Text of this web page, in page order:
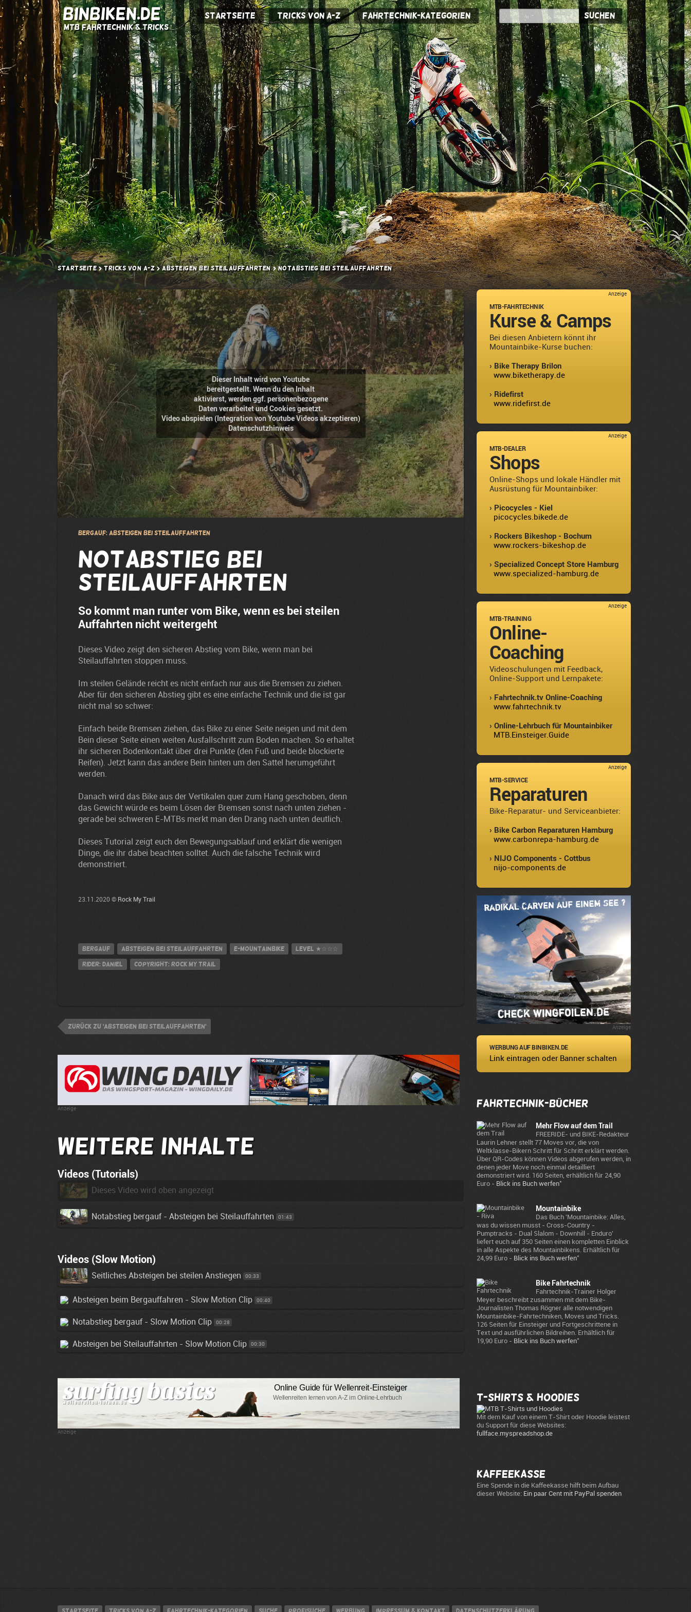
BINBIKEN.DE
MTB Fahrtechnik & Tricks
Startseite Tricks von A-Z Fahrtechnik-Kategorien Suchen
Startseite Tricks von A-Z Absteigen bei Steilauffahrten Notabstieg bei Steilauffahrten
Dieser Inhalt wird von Youtube
bereitgestellt. Wenn du den Inhalt
aktivierst, werden ggf. personenbezogene
Daten verarbeitet und Cookies gesetzt.
Video abspielen (Integration von Youtube Videos akzeptieren)
Datenschutzhinweis
Bergauf: Absteigen bei Steilauffahrten
Notabstieg bei
Steilauffahrten
So kommt man runter vom Bike, wenn es bei steilen
Auffahrten nicht weitergeht
Dieses Video zeigt den sicheren Abstieg vom Bike, wenn man bei
Steilauffahrten stoppen muss.
Im steilen Gelände reicht es nicht einfach nur aus die Bremsen zu ziehen.
Aber für den sicheren Abstieg gibt es eine einfache Technik und die ist gar
nicht mal so schwer:
Einfach beide Bremsen ziehen, das Bike zu einer Seite neigen und mit dem
Bein dieser Seite einen weiten Ausfallschritt zum Boden machen. So erhaltet
ihr sicheren Bodenkontakt über drei Punkte (den Fuß und beide blockierte
Reifen). Jetzt kann das andere Bein hinten um den Sattel herumgeführt
werden.
Danach wird das Bike aus der Vertikalen quer zum Hang geschoben, denn
das Gewicht würde es beim Lösen der Bremsen sonst nach unten ziehen -
gerade bei schweren E-MTBs merkt man den Drang nach unten deutlich.
Dieses Tutorial zeigt euch den Bewegungsablauf und erklärt die wenigen
Dinge, die ihr dabei beachten solltet. Auch die falsche Technik wird
demonstriert.
23.11.2020 © Rock My Trail
Bergauf Absteigen bei Steilauffahrten E-Mountainbike Level ★☆☆☆
Rider: Daniel Copyright: Rock My Trail
zurück zu 'Absteigen bei Steilauffahrten'
Anzeige
Weitere Inhalte
Videos (Tutorials)
Dieses Video wird oben angezeigt
Notabstieg bergauf - Absteigen bei Steilauffahrten 01:43
Videos (Slow Motion)
Seitliches Absteigen bei steilen Anstiegen 00:33
Absteigen beim Bergauffahren - Slow Motion Clip 00:40
Notabstieg bergauf - Slow Motion Clip 00:28
Absteigen bei Steilauffahrten - Slow Motion Clip 00:30
Anzeige
Anzeige
MTB-FAHRTECHNIK
Kurse & Camps
Bei diesen Anbietern könnt ihr
Mountainbike-Kurse buchen:
› Bike Therapy Brilon
www.biketherapy.de
› Ridefirst
www.ridefirst.de
Anzeige
MTB-DEALER
Shops
Online-Shops und lokale Händler mit
Ausrüstung für Mountainbiker:
› Picocycles - Kiel
picocycles.bikede.de
› Rockers Bikeshop - Bochum
www.rockers-bikeshop.de
› Specialized Concept Store Hamburg
www.specialized-hamburg.de
Anzeige
MTB-TRAINING
Online-
Coaching
Videoschulungen mit Feedback,
Online-Support und Lernpakete:
› Fahrtechnik.tv Online-Coaching
www.fahrtechnik.tv
› Online-Lehrbuch für Mountainbiker
MTB.Einsteiger.Guide
Anzeige
MTB-SERVICE
Reparaturen
Bike-Reparatur- und Serviceanbieter:
› Bike Carbon Reparaturen Hamburg
www.carbonrepa-hamburg.de
› NIJO Components - Cottbus
nijo-components.de
Anzeige
WERBUNG AUF BINBIKEN.DE
Link eintragen oder Banner schalten
Fahrtechnik-Bücher
Mehr Flow auf dem Trail
FREERIDE- und BIKE-Redakteur
Laurin Lehner stellt 77 Moves vor, die von
Weltklasse-Bikern Schritt für Schritt erklärt werden.
Über QR-Codes können Videos abgerufen werden, in
denen jeder Move noch einmal detailliert
demonstriert wird. 160 Seiten, erhältlich für 24,90
Euro - Blick ins Buch werfen*
Mountainbike
Das Buch 'Mountainbike: Alles,
was du wissen musst - Cross-Country -
Pumptracks - Dual Slalom - Downhill - Enduro'
liefert euch auf 350 Seiten einen kompletten Einblick
in alle Aspekte des Mountainbikens. Erhältlich für
24,99 Euro - Blick ins Buch werfen*
Bike Fahrtechnik
Fahrtechnik-Trainer Holger
Meyer beschreibt zusammen mit dem Bike-
Journalisten Thomas Rögner alle notwendigen
Mountainbike-Fahrtechniken, Moves und Tricks.
126 Seiten für Einsteiger und Fortgeschrittene in
Text und ausführlichen Bildreihen. Erhältlich für
19,90 Euro - Blick ins Buch werfen*
T-Shirts & Hoodies
Mit dem Kauf von einem T-Shirt oder Hoodie leistest
du Support für diese Websites:
fullface.myspreadshop.de
Kaffeekasse
Eine Spende in die Kaffeekasse hilft beim Aufbau
dieser Website: Ein paar Cent mit PayPal spenden